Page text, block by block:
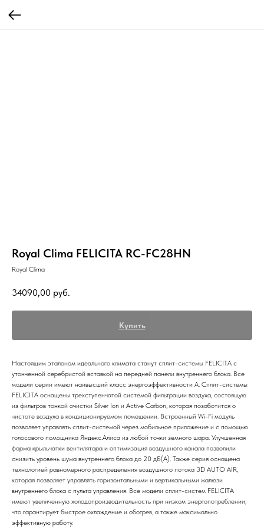
Royal Clima FELICITA RC-FC28HN
Royal Clima
34090,00 руб.
Купить
Настоящим эталоном идеального климата станут сплит-системы FELICITA с
утонченной серебристой вставкой на передней панели внутреннего блока. Все
модели серии имеют наивысший класс энергоэффективности А. Сплит-системы
FELICITA оснащены трехступенчатой системой фильтрации воздуха, состоящую
из фильтров тонкой очистки Silver Ion и Active Carbon, которая позаботится о
чистоте воздуха в кондиционируемом помещении. Встроенный Wi-Fi модуль
позволяет управлять сплит-системой через мобильное приложение и с помощью
голосового помощника Яндекс.Алиса из любой точки земного шара. Улучшенная
форма крыльчатки вентилятора и оптимизация воздушного канала позволили
снизить уровень шума внутреннего блока до 20 дБ(А). Также серия оснащена
технологией равномерного распределения воздушного потока 3D AUTO AIR,
которая позволяет управлять горизонтальными и вертикальными жалюзи
внутреннего блока с пульта управления. Все модели сплит-систем FELICITA
имеют увеличенную холодопроизводительность при низком энергопотреблении,
что гарантирует быстрое охлаждение и обогрев, а также максимально
эффективную работу.